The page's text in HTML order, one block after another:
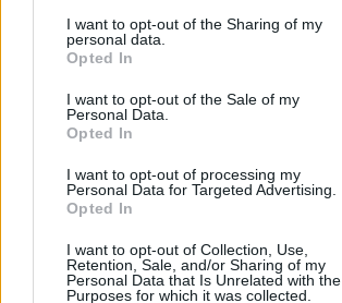
I want to opt-out of the Sharing of my
personal data.
Opted In
I want to opt-out of the Sale of my
Personal Data.
Opted In
I want to opt-out of processing my
Personal Data for Targeted Advertising.
Opted In
I want to opt-out of Collection, Use,
Retention, Sale, and/or Sharing of my
Personal Data that Is Unrelated with the
Purposes for which it was collected.
Старши болярин, мъжки, <
Съобщения:
Получени харесвания:
1,150
nefertiti
Активен автор
Съобщения:
dedoto
Адмирал
Точки за награди: 2,500
.TAINNA.